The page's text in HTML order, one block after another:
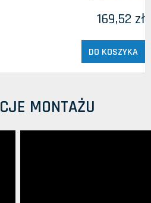
169,52 zł
DO KOSZYKA
MONTAŻU